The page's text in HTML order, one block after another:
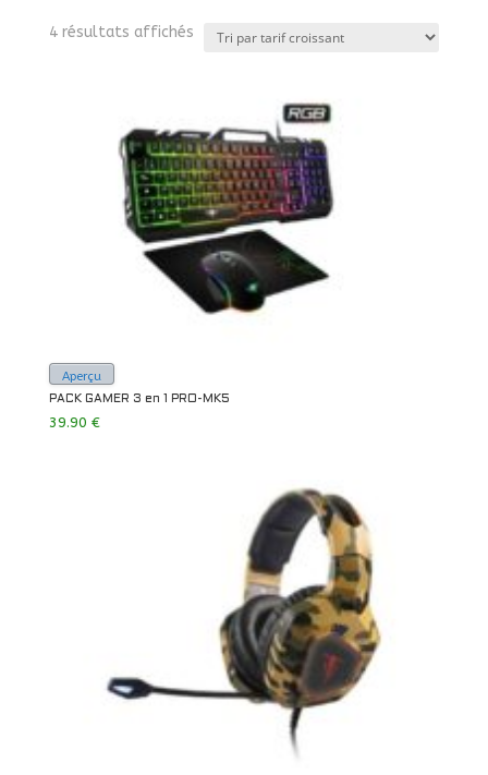
4 résultats affichésTrié
Aperçu
PACK GAMER 3 en 1 PRO-MK5
39.90 €